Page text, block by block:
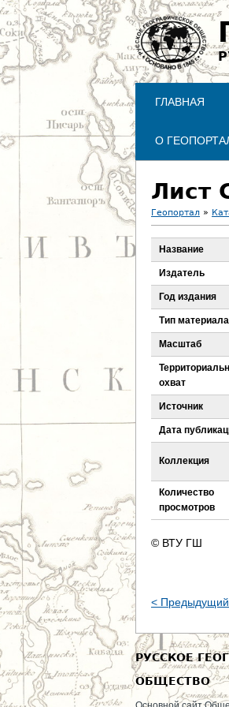
ГЛАВНАЯ
О
Лист
В
ы
д
е
с
ь
Геопортал »
Название
Издатель
Год издания
Тип материала
Масштаб
охват
Источник
Дата
Коллекция
Количество
просмотров
© ВТУ ГШ
<
РУССКОЕ
ОБЩЕСТВО